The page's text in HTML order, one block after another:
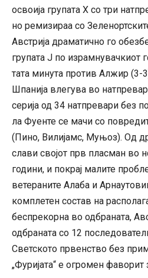
освоија групата Х со три
но ремизираа со
Австрија драматично го
групата Ј по израмнувачкиот
тата минута против Алжир (3-
Шпанија влегува во
серија од 34 натпревари без
ла Фуенте се мачи со
(Пино, Вилијамс, Муњоз). Од
слави својот прв пласман во
години, и покрај малите
ветераните Алаба и
комплетен состав на
беспрекорна во одбраната,
одбраната со 12
Светското првенство без
„Фуријата“ е огромен фаворит